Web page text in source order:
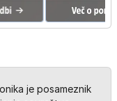
je posameznik